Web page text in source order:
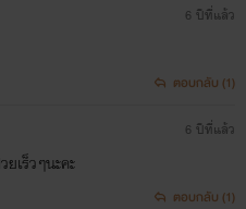
6 ปีที่แล้ว
ตอบกลับ (1)
เร็วๆนะคะ
6 ปีที่แล้ว
ตอบกลับ (1)